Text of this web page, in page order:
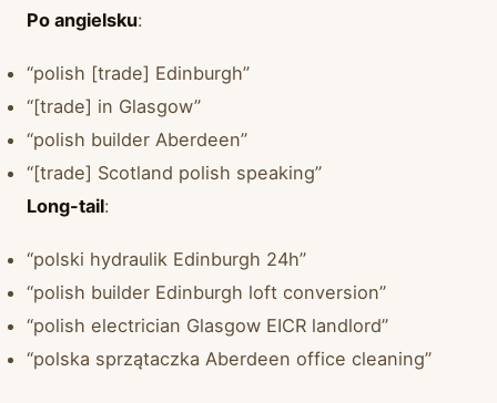
Po angielsku:
“polish [trade] Edinburgh”
“[trade] in Glasgow”
“polish builder Aberdeen”
“[trade] Scotland polish speaking”
Long-tail:
“polski hydraulik Edinburgh 24h”
“polish builder Edinburgh loft conversion”
“polish electrician Glasgow EICR landlord”
“polska sprzątaczka Aberdeen office cleaning”